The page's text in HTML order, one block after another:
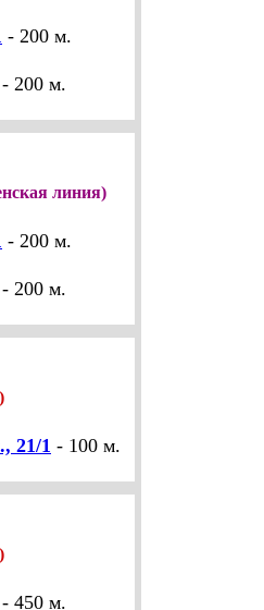
- 200 м.
- 200 м.
линия)
- 200 м.
- 200 м.
21/1 - 100 м.
- 450 м.